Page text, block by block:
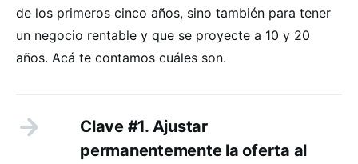
de los primeros cinco años, sino también para tener
un negocio rentable y que se proyecte a 10 y 20
años. Acá te contamos cuáles son.
Clave #1. Ajustar
permanentemente la oferta al